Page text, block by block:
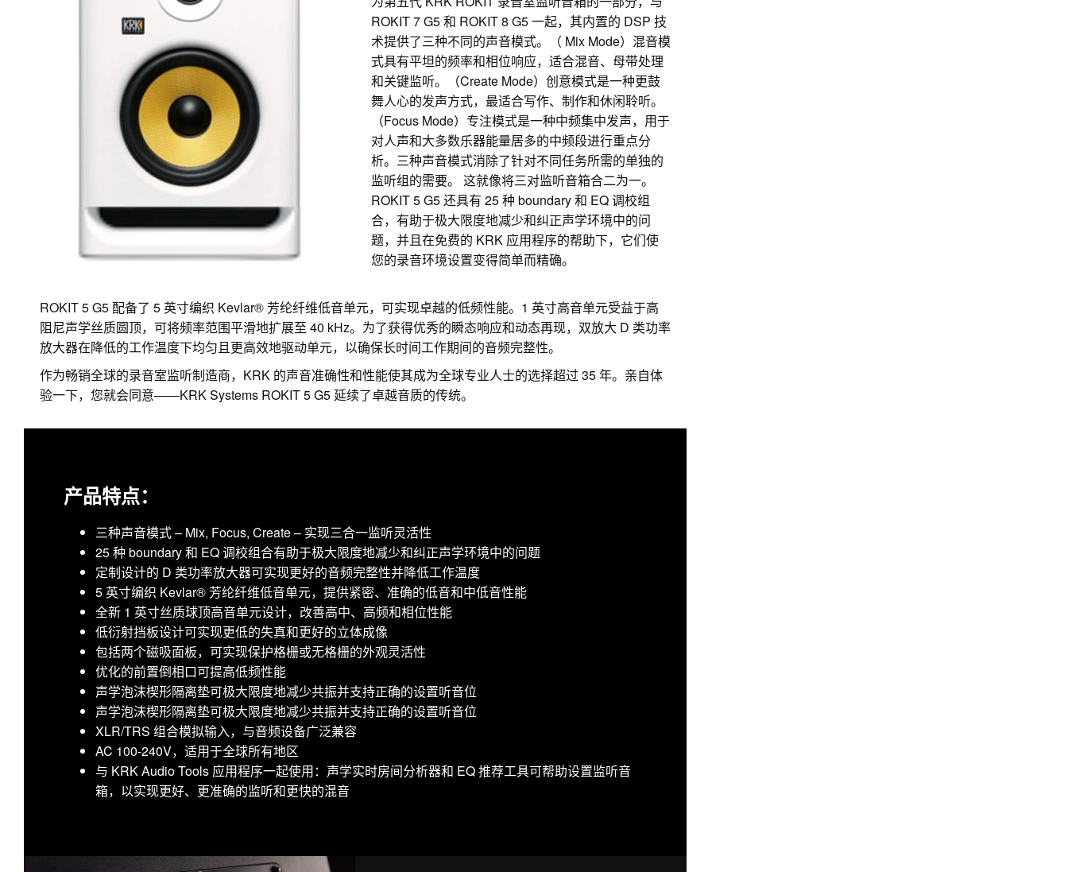
ROKIT 7 G5 和 ROKIT 8 G5 一起，其内置的 DSP 技
术提供了三种不同的声音模式。（ Mix Mode）混音模
式具有平坦的频率和相位响应，适合混音、母带处理
和关键监听。（Create Mode）创意模式是一种更鼓
舞人心的发声方式，最适合写作、制作和休闲聆听。
（Focus Mode）专注模式是一种中频集中发声，用于
对人声和大多数乐器能量居多的中频段进行重点分
析。三种声音模式消除了针对不同任务所需的单独的
监听组的需要。 这就像将三对监听音箱合二为一。
ROKIT 5 G5 还具有 25 种 boundary 和 EQ 调校组
合，有助于极大限度地减少和纠正声学环境中的问
题，并且在免费的 KRK 应用程序的帮助下，它们使
您的录音环境设置变得简单而精确。
ROKIT 5 G5 配备了 5 英寸编织 Kevlar® 芳纶纤维低音单元，可实现卓越的低频性能。1 英寸高音单元受益于高
阻尼声学丝质圆顶，可将频率范围平滑地扩展至 40 kHz。为了获得优秀的瞬态响应和动态再现，双放大 D 类功率
放大器在降低的工作温度下均匀且更高效地驱动单元，以确保长时间工作期间的音频完整性。
作为畅销全球的录音室监听制造商，KRK 的声音准确性和性能使其成为全球专业人士的选择超过 35 年。亲自体
验一下，您就会同意——KRK Systems ROKIT 5 G5 延续了卓越音质的传统。
产品特点：
三种声音模式 – Mix, Focus, Create – 实现三合一监听灵活性
25 种 boundary 和 EQ 调校组合有助于极大限度地减少和纠正声学环境中的问题
定制设计的 D 类功率放大器可实现更好的音频完整性并降低工作温度
5 英寸编织 Kevlar® 芳纶纤维低音单元，提供紧密、准确的低音和中低音性能
全新 1 英寸丝质球顶高音单元设计，改善高中、高频和相位性能
低衍射挡板设计可实现更低的失真和更好的立体成像
包括两个磁吸面板，可实现保护格栅或无格栅的外观灵活性
优化的前置倒相口可提高低频性能
声学泡沫楔形隔离垫可极大限度地减少共振并支持正确的设置听音位
声学泡沫楔形隔离垫可极大限度地减少共振并支持正确的设置听音位
XLR/TRS 组合模拟输入，与音频设备广泛兼容
AC 100-240V，适用于全球所有地区
与 KRK Audio Tools 应用程序一起使用：声学实时房间分析器和 EQ 推荐工具可帮助设置监听音
箱，以实现更好、更准确的监听和更快的混音